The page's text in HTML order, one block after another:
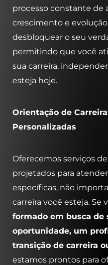
processo constante
crescimento e
desbloquear o seu
permitindo que você
sua carreira,
esteja hoje.
Orientação de
Personalizadas
Oferecemos serviços
projetados para
específicas, não
carreira você esteja. Se
formado em busca de
oportunidade, um
transição de carreira
estamos prontos para